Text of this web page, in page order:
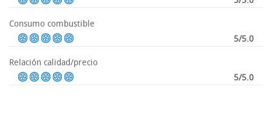
Consumo combustible
5/5.0
Relación calidad/precio
5/5.0